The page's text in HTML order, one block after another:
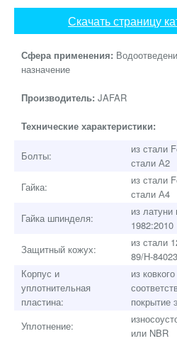
Скачать страницу
Сфера применения:
назначение
Производитель: JAFAR
Технические характеристики:
Болты:
из стали
стали А2
Гайка:
из стали
стали А4
Гайка шпинделя:
из латуни
1982:2010
Защитный кожух:
из стали
89/H-
Корпус и
уплотнительная
пластина:
из
покрытие
Уплотнение:
или NBR